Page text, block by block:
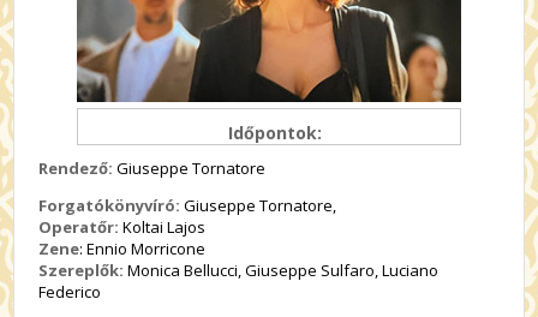
Időpontok:
Rendező: Giuseppe Tornatore
Forgatókönyvíró: Giuseppe Tornatore,
Operatőr: Koltai Lajos
Zene: Ennio Morricone
Szereplők: Monica Bellucci, Giuseppe Sulfaro, Luciano
Federico